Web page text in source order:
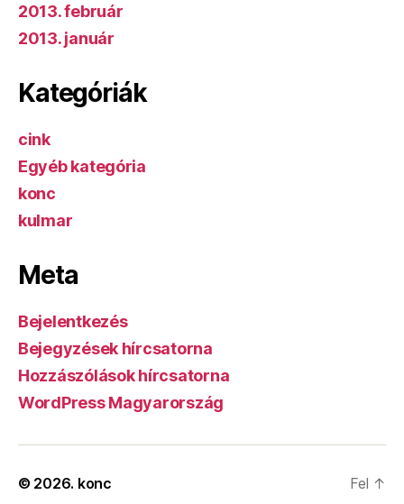
2013. február
2013. január
Kategóriák
cink
Egyéb kategória
konc
kulmar
Meta
Bejelentkezés
Bejegyzések hírcsatorna
Hozzászólások hírcsatorna
WordPress Magyarország
© 2026. konc Fel ↑